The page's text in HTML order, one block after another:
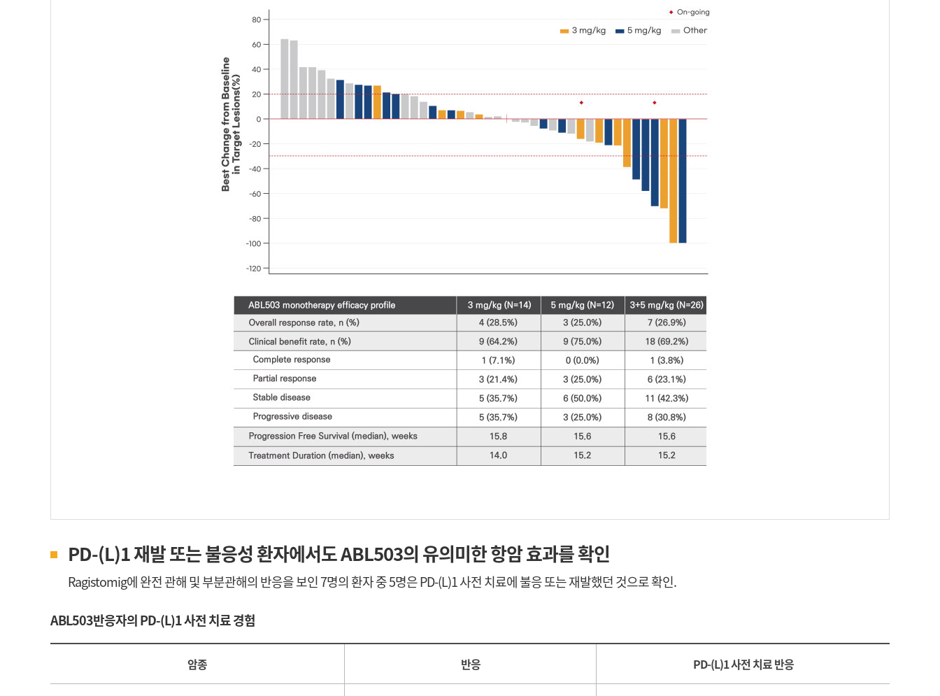
PD-(L)1 재발 또는 불응성 환자에서도 ABL503의 유의미한 항암 효과를 확인
Ragistomig에 완전 관해 및 부분관해의 반응을 보인 7명의 환자 중 5명은 PD-(L)1 사전 치료에 불응 또는 재발했던 것으로 확인.
ABL503반응자의 PD-(L)1 사전 치료 경험
암종 반응 PD-(L)1 사전 치료 반응